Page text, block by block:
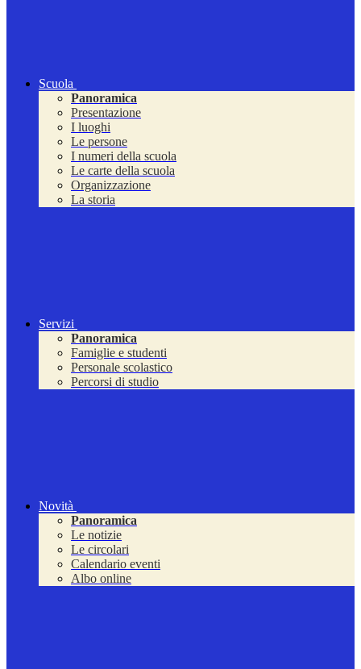
Scuola
Panoramica
Presentazione
I luoghi
Le persone
I numeri della scuola
Le carte della scuola
Organizzazione
La storia
Servizi
Panoramica
Famiglie e studenti
Personale scolastico
Percorsi di studio
Novità
Panoramica
Le notizie
Le circolari
Calendario eventi
Albo online